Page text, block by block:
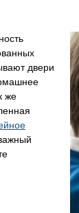
двери
же